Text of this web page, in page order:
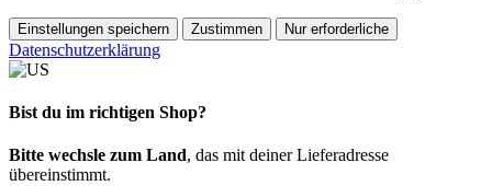
Einstellungen speichern Zustimmen Nur erforderliche
Datenschutzerklärung
Bist du im richtigen Shop?
Bitte wechsle zum Land, das mit deiner Lieferadresse
übereinstimmt.